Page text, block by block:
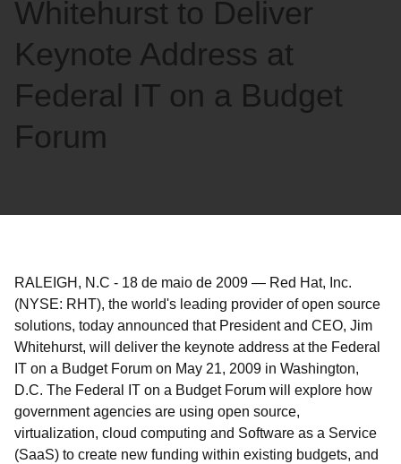
Whitehurst to Deliver
Keynote Address at
Federal IT on a Budget
Forum
RALEIGH, N.C - 18 de maio de 2009 — Red Hat, Inc.
(NYSE: RHT), the world's leading provider of open source
solutions, today announced that President and CEO, Jim
Whitehurst, will deliver the keynote address at the Federal
IT on a Budget Forum on May 21, 2009 in Washington,
D.C. The Federal IT on a Budget Forum will explore how
government agencies are using open source,
virtualization, cloud computing and Software as a Service
(SaaS) to create new funding within existing budgets, and